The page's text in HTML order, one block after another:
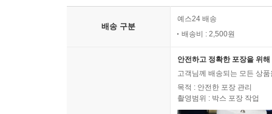
배송 구분
예스24 배송
배송비 : 2,500원
안전하고 정확한 포장을 위
고객님께 배송되는 모든 상
목적 : 안전한 포장 관리
촬영범위 : 박스 포장 작업